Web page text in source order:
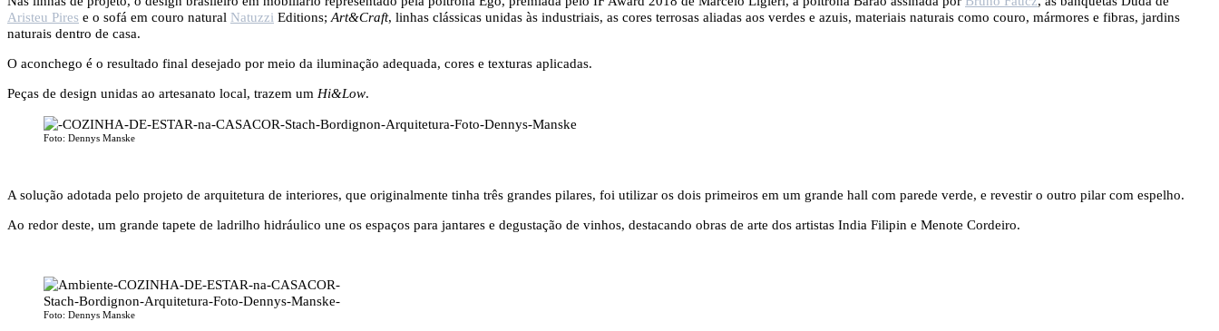
Aristeu Pires e o sofá em couro natural Natuzzi Editions; Art&Craft, linhas clássicas unidas às industriais, as cores terrosas aliadas aos verdes e azuis, materiais naturais como couro, mármores e fibras, jardins
naturais dentro de casa.
O aconchego é o resultado final desejado por meio da iluminação adequada, cores e texturas aplicadas.
Peças de design unidas ao artesanato local, trazem um Hi&Low.
Foto: Dennys Manske
A solução adotada pelo projeto de arquitetura de interiores, que originalmente tinha três grandes pilares, foi utilizar os dois primeiros em um grande hall com parede verde, e revestir o outro pilar com espelho.
Ao redor deste, um grande tapete de ladrilho hidráulico une os espaços para jantares e degustação de vinhos, destacando obras de arte dos artistas India Filipin e Menote Cordeiro.
Foto: Dennys Manske